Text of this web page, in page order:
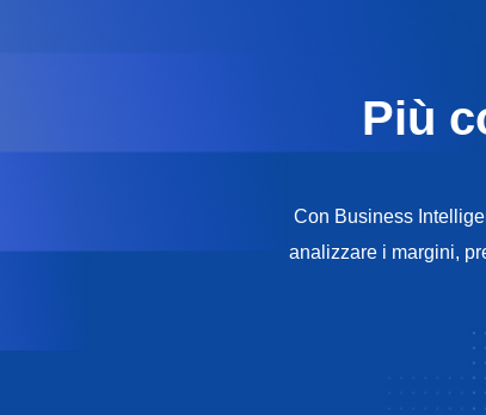
Più
Con Business
analizzare i margini,